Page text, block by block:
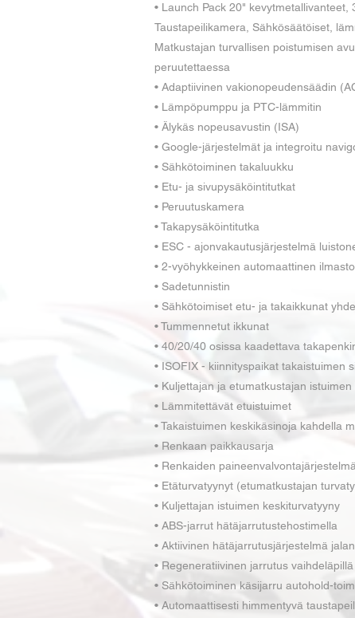
• Launch Pack 20"
Taustapeilikamera, Sähkösäätöiset,
Matkustajan turvallisen poistumisen
peruutettaessa
• Adaptiivinen vakionopeudensäädin
• Lämpöpumppu ja PTC-lämmitin
• Älykäs nopeusavustin (ISA)
• Google-järjestelmät ja integroitu
• Sähkötoiminen takaluukku
• Etu- ja sivupysäköintitutkat
• Peruutuskamera
• Takapysäköintitutka
• ESC - ajonvakautusjärjestelmä
• 2-vyöhykkeinen automaattinen
• Sadetunnistin
• Sähkötoimiset etu- ja takaikkunat
• Tummennetut ikkunat
• 40/20/40 osissa kaadettava
• ISOFIX - kiinnityspaikat takaistuimen
• Kuljettajan ja etumatkustajan
• Lämmitettävät etuistuimet
• Takaistuimen keskikäsinoja kahdella
• Renkaan paikkausarja
• Renkaiden
• Etäturvatyynyt (etumatkustajan
• Kuljettajan istuimen keskiturvatyyny
• ABS-jarrut hätäjarrutustehostimella
• Aktiivinen hätäjarrutusjärjestelmä
• Regeneratiivinen jarrutus vaihdeläpillä
• Sähkötoiminen käsijarru autohold-
• Automaattisesti himmentyvä